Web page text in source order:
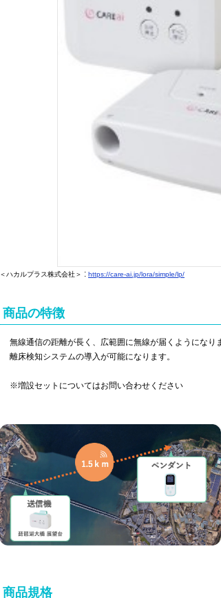
＜ハカルプラス株式会社＞ : https://care-ai.jp/lora/simple/lp/
商品の特徴
無線通信の距離が長く、広範囲に無線が届くようになり
離床検知システムの導入が可能になります。
※増設セットについてはお問い合わせください
商品規格